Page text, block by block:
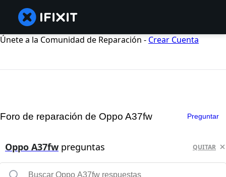
Únete a la Comunidad de Reparación - Crear Cuenta
Foro de reparación de Oppo A37fw Preguntar
Oppo A37fw preguntas QUITAR